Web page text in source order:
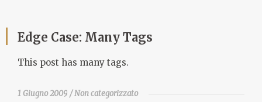
Edge Case: Many Tags
This post has many tags.
1 Giugno 2009 Non categorizzato